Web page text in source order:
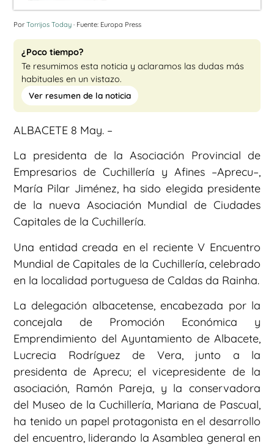
Por Torrijos Today · Fuente: Europa Press
¿Poco tiempo?
Te resumimos esta noticia y aclaramos las dudas más
habituales en un vistazo.
Ver resumen de la noticia
ALBACETE 8 May. –
La presidenta de la Asociación Provincial de
Empresarios de Cuchillería y Afines –Aprecu–,
María Pilar Jiménez, ha sido elegida presidente
de la nueva Asociación Mundial de Ciudades
Capitales de la Cuchillería.
Una entidad creada en el reciente V Encuentro
Mundial de Capitales de la Cuchillería, celebrado
en la localidad portuguesa de Caldas da Rainha.
La delegación albacetense, encabezada por la
concejala de Promoción Económica y
Emprendimiento del Ayuntamiento de Albacete,
Lucrecia Rodríguez de Vera, junto a la
presidenta de Aprecu; el vicepresidente de la
asociación, Ramón Pareja, y la conservadora
del Museo de la Cuchillería, Mariana de Pascual,
ha tenido un papel protagonista en el desarrollo
del encuentro, liderando la Asamblea general en